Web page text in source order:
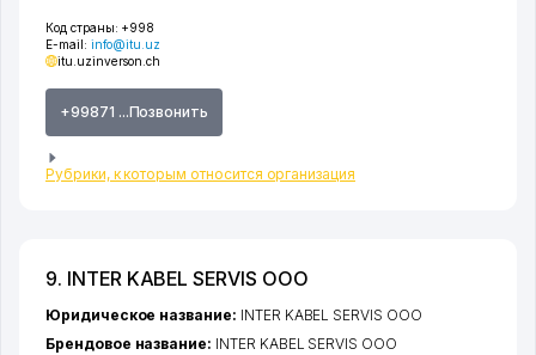
Код страны: +998
E-mail: info@itu.uz
itu.uzinverson.ch
+99871 ...Позвонить
Рубрики, к которым относится организация
9. INTER KABEL SERVIS ООО
Юридическое название: INTER KABEL SERVIS ООО
Брендовое название: INTER KABEL SERVIS ООО